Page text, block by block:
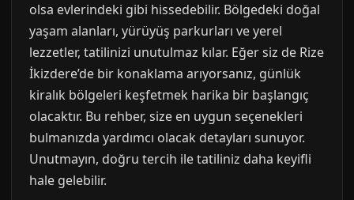
olsa evlerindeki gibi hissedebilir. Bölgedeki doğal
yaşam alanları, yürüyüş parkurları ve yerel
lezzetler, tatilinizi unutulmaz kılar. Eğer siz de Rize
İkizdere’de bir konaklama arıyorsanız, günlük
kiralık bölgeleri keşfetmek harika bir başlangıç
olacaktır. Bu rehber, size en uygun seçenekleri
bulmanızda yardımcı olacak detayları sunuyor.
Unutmayın, doğru tercih ile tatiliniz daha keyifli
hale gelebilir.